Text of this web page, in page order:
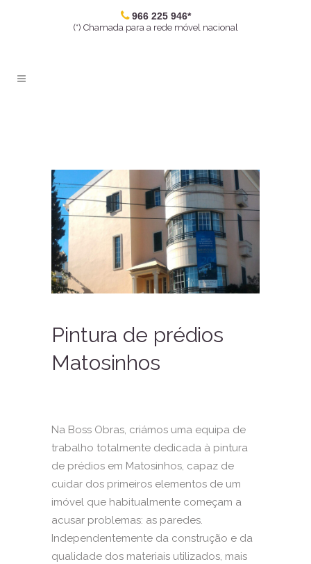
966 225 946*
(*) Chamada para a rede móvel nacional
Pintura de prédios
Matosinhos
Na Boss Obras, criámos uma equipa de
trabalho totalmente dedicada à pintura
de prédios em Matosinhos, capaz de
cuidar dos primeiros elementos de um
imóvel que habitualmente começam a
acusar problemas: as paredes.
Independentemente da construção e da
qualidade dos materiais utilizados, mais